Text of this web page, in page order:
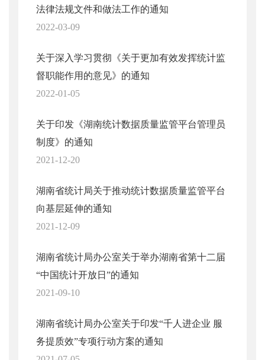
法律法规文件和做法工作的通知
2022-03-09
关于深入学习贯彻《关于更加有效发挥统计监
督职能作用的意见》的通知
2022-01-05
关于印发《湖南统计数据质量监管平台管理员
制度》的通知
2021-12-20
湖南省统计局关于推动统计数据质量监管平台
向基层延伸的通知
2021-12-09
湖南省统计局办公室关于举办湖南省第十二届
“中国统计开放日”的通知
2021-09-10
湖南省统计局办公室关于印发“千人进企业 服
务提质效”专项行动方案的通知